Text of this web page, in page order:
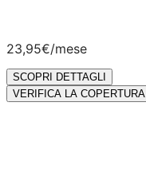
23,95€/mese
SCOPRI DETTAGLI
VERIFICA LA COPERTURA